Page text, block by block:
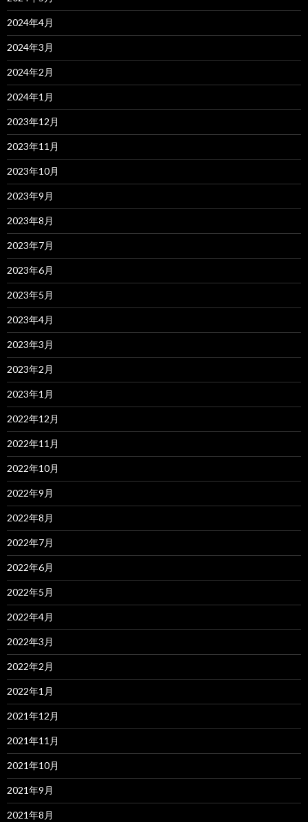
2024年4月
2024年3月
2024年2月
2024年1月
2023年12月
2023年11月
2023年10月
2023年9月
2023年8月
2023年7月
2023年6月
2023年5月
2023年4月
2023年3月
2023年2月
2023年1月
2022年12月
2022年11月
2022年10月
2022年9月
2022年8月
2022年7月
2022年6月
2022年5月
2022年4月
2022年3月
2022年2月
2022年1月
2021年12月
2021年11月
2021年10月
2021年9月
2021年8月